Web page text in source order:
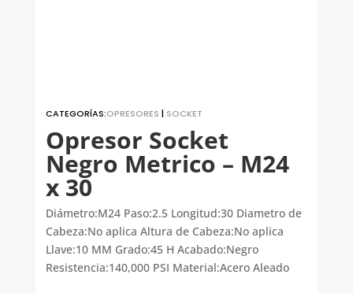
CATEGORÍAS:OPRESORES | SOCKET
Opresor Socket
Negro Metrico – M24
x 30
Diámetro:M24 Paso:2.5 Longitud:30 Diametro de
Cabeza:No aplica Altura de Cabeza:No aplica
Llave:10 MM Grado:45 H Acabado:Negro
Resistencia:140,000 PSI Material:Acero Aleado